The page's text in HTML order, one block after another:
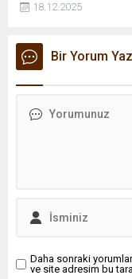
değerlendirme
açıkladı.
18.12.2025
Bir Yorum
Daha sonraki
ve site adresim bu